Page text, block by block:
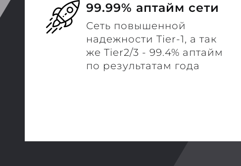
99.99% аптайм сети
Сеть повышенной
надежности Tier-1, а так
же Tier2/3 - 99.4% аптайм
по результатам года